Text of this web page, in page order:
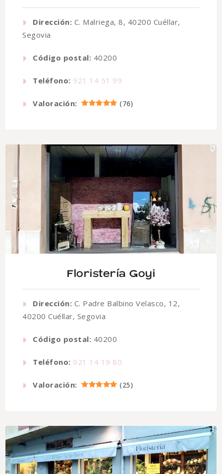
Dirección: C. Malriega, 8, 40200 Cuéllar,
Segovia
Código postal: 40200
Teléfono: 921 14 51 99
Valoración: (76)
Floristería Goyi
Dirección: C. Padre Balbino Velasco, 12,
40200 Cuéllar, Segovia
Código postal: 40200
Teléfono: 921 14 19 80
Valoración: (25)